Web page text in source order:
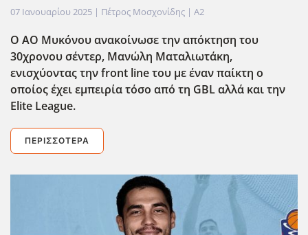
07 Ιανουαρίου 2025 | Πέτρος Μοσχονίδης | A2
Ο ΑΟ Μυκόνου ανακοίνωσε την απόκτηση του
30χρονου σέντερ, Μανώλη Ματαλιωτάκη,
ενισχύοντας την front line του με έναν παίκτη ο
οποίος έχει εμπειρία τόσο από τη GBL αλλά και την
Elite League.
ΠΕΡΙΣΣΌΤΕΡΑ